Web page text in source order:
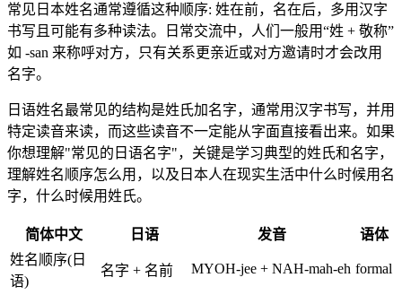
常见日本姓名通常遵循这种顺序: 姓在前，名在后，多用汉字
书写且可能有多种读法。日常交流中，人们一般用“姓 + 敬称”
如 -san 来称呼对方，只有关系更亲近或对方邀请时才会改用
名字。
日语姓名最常见的结构是姓氏加名字，通常用汉字书写，并用
特定读音来读，而这些读音不一定能从字面直接看出来。如果
你想理解"常见的日语名字"，关键是学习典型的姓氏和名字，
理解姓名顺序怎么用，以及日本人在现实生活中什么时候用名
字，什么时候用姓氏。
简体中文 日语 发音
语体
姓名顺序(日
语)
名字 + 名前 MYOH-jee + NAH-mah-eh formal